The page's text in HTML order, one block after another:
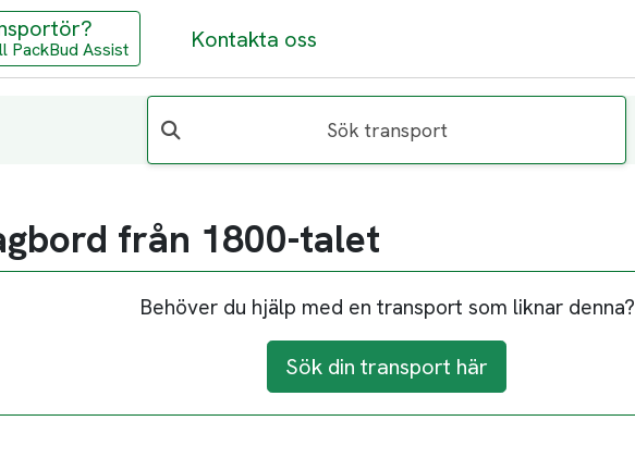
PackBud Assist Kontakta oss
Sök transport
från 1800-talet
Behöver du hjälp med en transport som liknar denna?
Sök din transport här